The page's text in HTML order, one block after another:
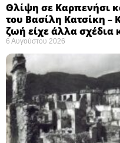
Θλίψη σε Καρπενήσι
του Βασίλη Κατσίκη –
ζωή είχε άλλα σχέδια
6 Αυγούστου 2026